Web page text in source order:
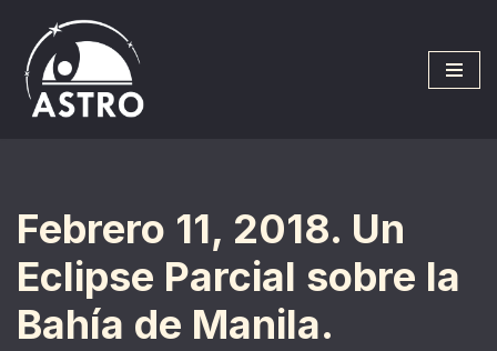
Saltar
al
contenido
Febrero 11, 2018. Un
Eclipse Parcial sobre la
Bahía de Manila.